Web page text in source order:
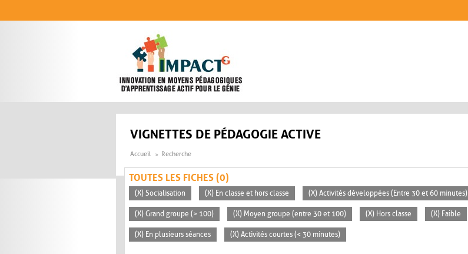
VIGNETTES DE PÉDAGOGIE ACTIVE
Accueil Recherche
TOUTES LES FICHES (0)
(X) Socialisation (X) En classe et hors classe (X) Activités développées (Entre 30 et 60 minutes)
(X) Grand groupe (> 100) (X) Moyen groupe (entre 30 et 100) (X) Hors classe (X) Faible
(X) En plusieurs séances (X) Activités courtes (< 30 minutes)